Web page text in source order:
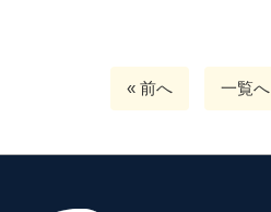
« 前へ 一覧へ